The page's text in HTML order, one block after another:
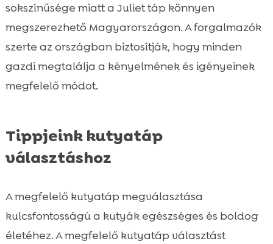
sokszínűsége miatt a Juliet táp könnyen
megszerezhető Magyarországon. A forgalmazók
szerte az országban biztosítják, hogy minden
gazdi megtalálja a kényelmének és igényeinek
megfelelő módot.
Tippjeink kutyatáp
választáshoz
A megfelelő kutyatáp megválasztása
kulcsfontosságú a kutyák egészséges és boldog
életéhez. A megfelelő kutyatáp választást